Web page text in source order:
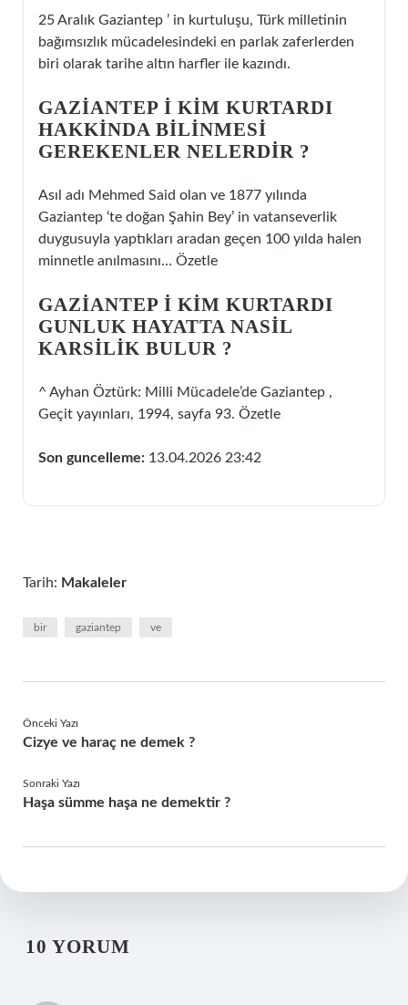
25 Aralık Gaziantep ’ in kurtuluşu, Türk milletinin
bağımsızlık mücadelesindeki en parlak zaferlerden
biri olarak tarihe altın harfler ile kazındı.
GAZIANTEP I KIM KURTARDI
HAKKINDA BILINMESI
GEREKENLER NELERDIR ?
Asıl adı Mehmed Said olan ve 1877 yılında
Gaziantep ‘te doğan Şahin Bey’ in vatanseverlik
duygusuyla yaptıkları aradan geçen 100 yılda halen
minnetle anılmasını… Özetle
GAZIANTEP I KIM KURTARDI
GUNLUK HAYATTA NASIL
KARSILIK BULUR ?
^ Ayhan Öztürk: Milli Mücadele’de Gaziantep ,
Geçit yayınları, 1994, sayfa 93. Özetle
Son guncelleme: 13.04.2026 23:42
Tarih: Makaleler
bir gaziantep ve
Önceki Yazı
Cizye ve haraç ne demek ?
Sonraki Yazı
Haşa sümme haşa ne demektir ?
10 YORUM